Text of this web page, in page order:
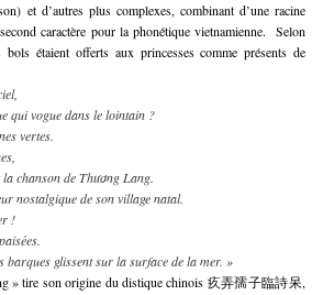
et d’autres plus complexes, combinant d’une racine
caractère pour la phonétique vietnamienne. Selon
bols étaient offerts aux princesses comme présents de
qui vogue dans le lointain ?
vertes.
chanson de Thương Lang.
nostalgique de son village natal.
!
barques glissent sur la surface de la mer. »
» tire son origine du distique chinois 疚弄孺子臨詩呆,